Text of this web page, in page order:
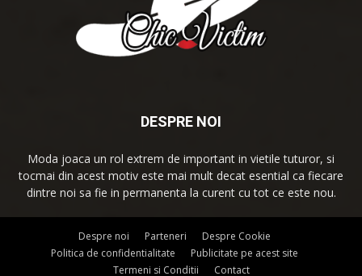
DESPRE NOI
Moda joaca un rol extrem de important in vietile tuturor, si
tocmai din acest motiv este mai mult decat esential ca fiecare
dintre noi sa fie in permanenta la curent cu tot ce este nou.
Despre noi Parteneri
Despre Cookie
Politica de confidentialitate
Publicitate pe acest site
Termeni si Conditii
Contact